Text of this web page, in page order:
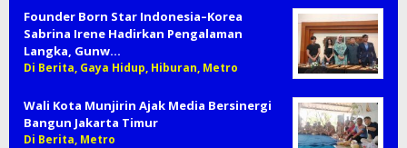
Founder Born Star Indonesia–Korea
Sabrina Irene Hadirkan Pengalaman
Langka, Gunw…
Di Berita, Gaya Hidup, Hiburan, Metro
Wali Kota Munjirin Ajak Media Bersinergi
Bangun Jakarta Timur
Di Berita, Metro